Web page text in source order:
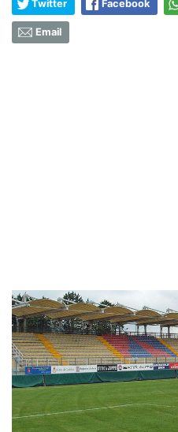
Twitter Facebook
Email